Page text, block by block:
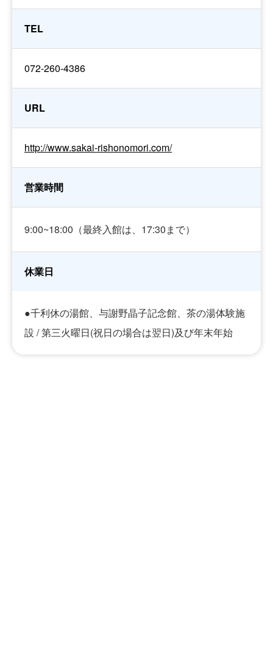
TEL
072-260-4386
URL
http://www.sakai-rishonomori.com/
営業時間
9:00~18:00（最終入館は、17:30まで）
休業日
●千利休の湯館、与謝野晶子記念館、茶の湯体験施
設 / 第三火曜日(祝日の場合は翌日)及び年末年始